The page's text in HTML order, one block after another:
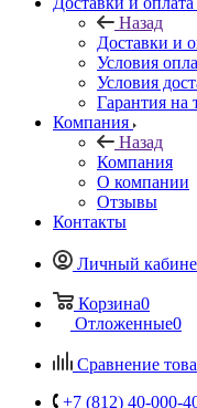
Назад
Доставки и
Условия
Условия
Гарантия на
Компания
Назад
Компания
О компании
Отзывы
Контакты
Личный
Корзина0
Отложенные0
Сравнение
+7 (812) 40-000-